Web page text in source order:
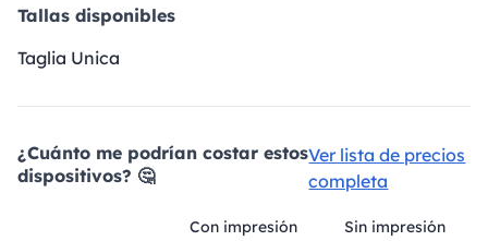
Tallas disponibles
Taglia Unica
¿Cuánto me podrían costar estos
dispositivos? 🤔
Ver lista de precios
completa
Con impresión Sin impresión